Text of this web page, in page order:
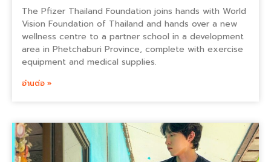
The Pfizer Thailand Foundation joins hands with World
Vision Foundation of Thailand and hands over a new
wellness centre to a partner school in a development
area in Phetchaburi Province, complete with exercise
equipment and medical supplies.
อ่านต่อ »